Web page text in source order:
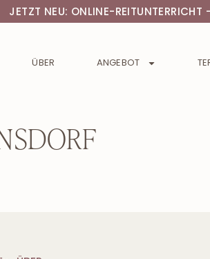
JETZT NEU: ONLINE-REITUNTERRICHT
ÜBER ANGEBOT